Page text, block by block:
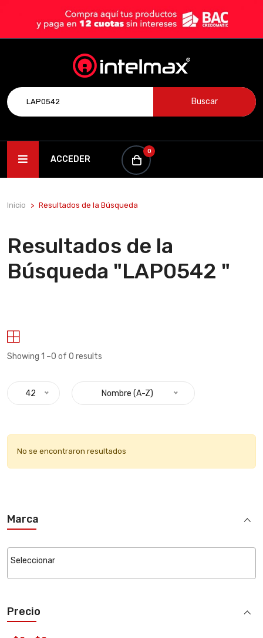
Buscar
ACCEDER
0
Inicio Resultados de la Búsqueda
Marca
Precio
Resultados de la
Búsqueda "LAP0542 "
Showing 1 –0 of 0 results
42 Nombre (A-Z)
No se encontraron resultados